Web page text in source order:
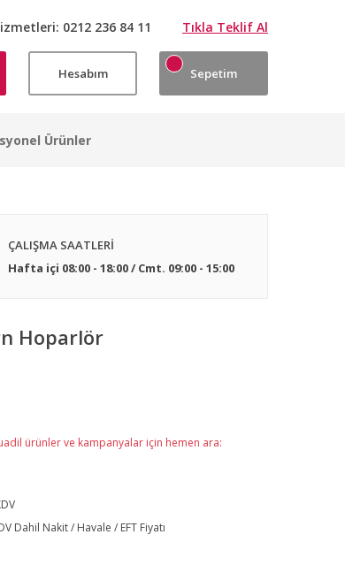
0212 236 84 11 Tıkla Teklif Al
Hesabım Sepetim
Ürünler
ÇALIŞMA SAATLERİ
Hafta içi 08:00 - 18:00 / Cmt. 09:00 - 15:00
Hoparlör
ürünler ve kampanyalar için hemen ara:
Dahil Nakit / Havale / EFT Fiyatı